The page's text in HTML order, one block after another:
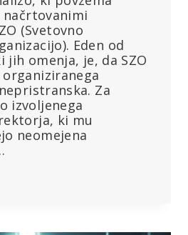
načrtovanimi
(Svetovno
Eden od
jih omenja, je, da SZO
Za
izvoljenega
ki mu
neomejena